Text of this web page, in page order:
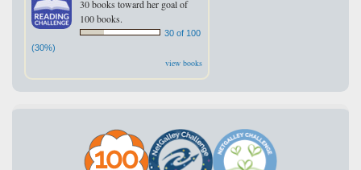
30 books toward her goal of
100 books.
30 of 100
(30%)
view books